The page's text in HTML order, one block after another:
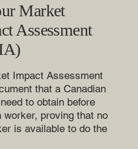
Market
Assessment
Impact Assessment
that a Canadian
to obtain before
worker, proving that no
is available to do the